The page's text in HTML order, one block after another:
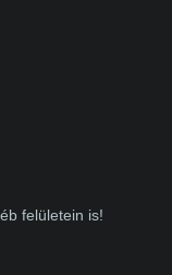
felületein is!